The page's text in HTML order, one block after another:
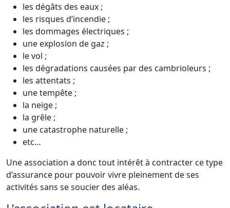
les dégâts des eaux ;
les risques d’incendie ;
les dommages électriques ;
une explosion de gaz ;
le vol ;
les dégradations causées par des cambrioleurs ;
les attentats ;
une tempête ;
la neige ;
la grêle ;
une catastrophe naturelle ;
etc…
Une association a donc tout intérêt à contracter ce type
d’assurance pour pouvoir vivre pleinement de ses
activités sans se soucier des aléas.